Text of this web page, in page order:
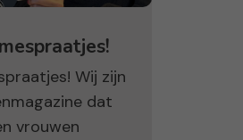
Wij zijn
dat
vrouwen